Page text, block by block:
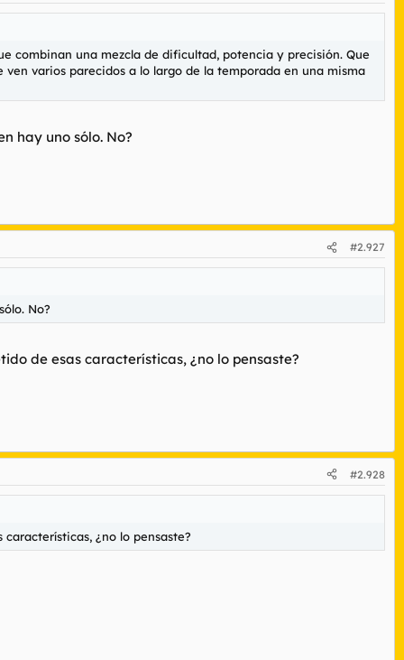
combinan una mezcla de dificultad, potencia y precisión. Que
varios parecidos a lo largo de la temporada en una misma
hay uno sólo. No?
#2.927
No?
de esas características, ¿no lo pensaste?
#2.928
¿no lo pensaste?